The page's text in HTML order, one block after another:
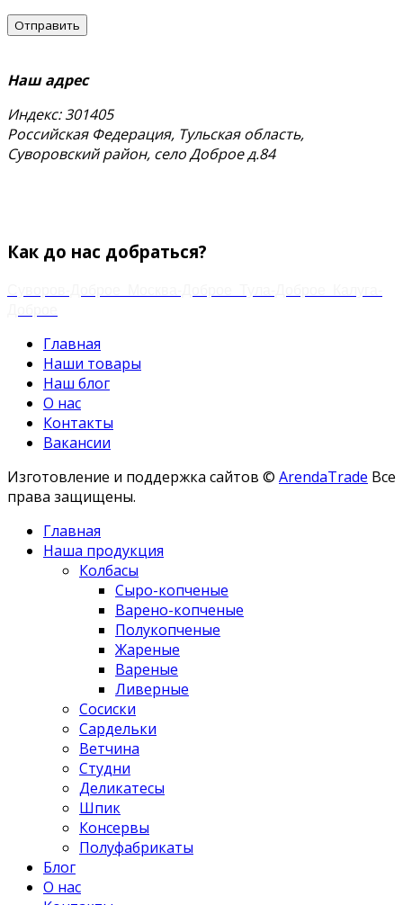
Наш адрес
Индекс: 301405
Российская Федерация, Тульская область,
Суворовский район, село Доброе д.84
Как до нас добраться?
Главная
Наши товары
Наш блог
О нас
Контакты
Вакансии
Изготовление и поддержка сайтов © ArendaTrade Все
права защищены.
Главная
Наша продукция
Колбасы
Сыро-копченые
Варено-копченые
Полукопченые
Жареные
Вареные
Ливерные
Сосиски
Сардельки
Ветчина
Студни
Деликатесы
Шпик
Консервы
Полуфабрикаты
Блог
О нас